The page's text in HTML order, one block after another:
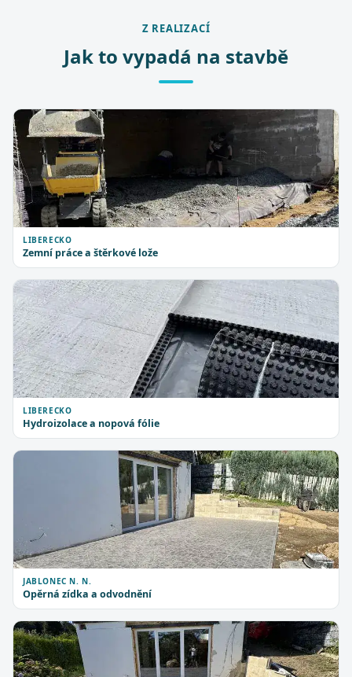
Z REALIZACÍ
Jak to vypadá na stavbě
LIBERECKO
Zemní práce a štěrkové lože
LIBERECKO
Hydroizolace a nopová fólie
JABLONEC N. N.
Opěrná zídka a odvodnění